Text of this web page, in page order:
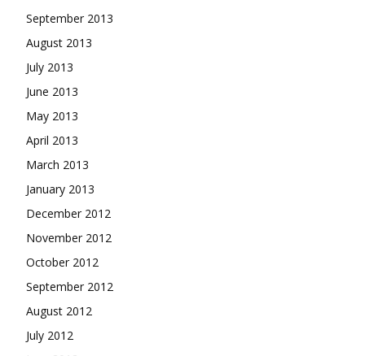
September 2013
August 2013
July 2013
June 2013
May 2013
April 2013
March 2013
January 2013
December 2012
November 2012
October 2012
September 2012
August 2012
July 2012